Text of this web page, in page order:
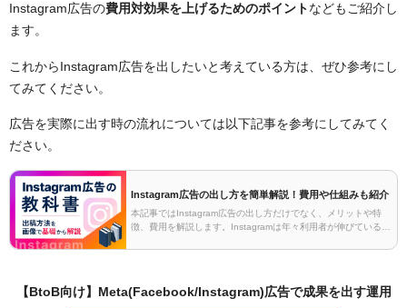
Instagram広告の費用対効果を上げるためのポイントなどもご紹介し
ます。
これからInstagram広告を出したいと考えている方は、ぜひ参考にし
てみてください。
広告を実際に出す時の流れについては以下記事を参考にしてみてく
ださい。
Instagram広告の出し方を簡単解説！費用や仕組みも紹介
本記事ではInstagram広告の出し方だけでなく、メリットや特
徴、費用を解説します。Instagramは年々利用者が伸びているた
【BtoB向け】Meta(Facebook/Instagram)広告で成果を出す運用